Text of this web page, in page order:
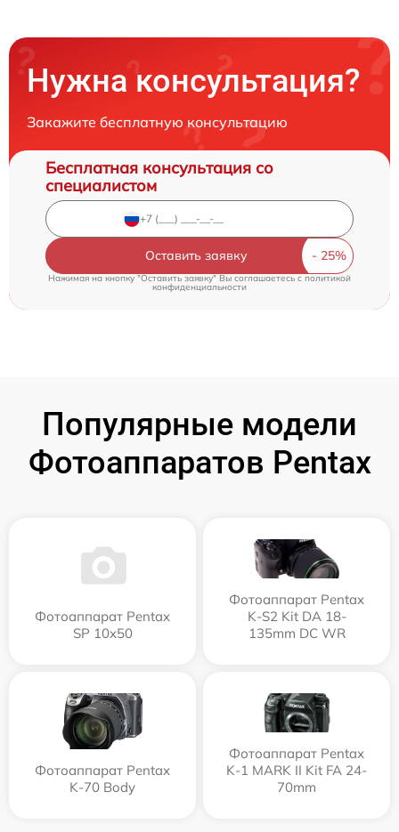
Нужна консультация?
Закажите бесплатную консультацию
Бесплатная консультация со
специалистом
Оставить заявку
Нажимая на кнопку "Оставить заявку" Вы соглашаетесь cполитикой
конфиденциальности
Популярные модели
Фотоаппаратов Pentax
Фотоаппарат Pentax
SP 10x50
Фотоаппарат Pentax
K-S2 Kit DA 18-
135mm DC WR
Фотоаппарат Pentax
K-70 Body
Фотоаппарат Pentax
K-1 MARK II Kit FA 24-
70mm